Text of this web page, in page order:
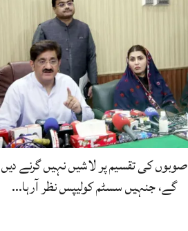
صوبوں کی تقسیم پر لاشیں نہیں گرنے دیں
گے، جنہیں سسٹم کولیپس نظر آرہا…